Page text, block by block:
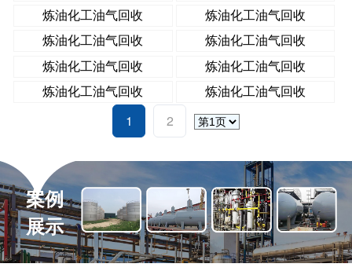
炼油化工油气回收
炼油化工油气回收
炼油化工油气回收
炼油化工油气回收
炼油化工油气回收
炼油化工油气回收
炼油化工油气回收
炼油化工油气回收
1
2
案例
展示